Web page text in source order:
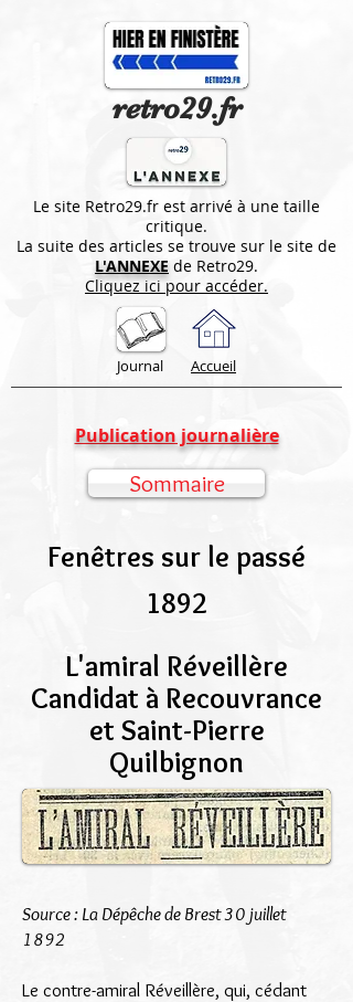
retro29.fr
Le site Retro29.fr est arrivé à une taille
critique.
La suite des articles se trouve sur le site de
L'ANNEXE de Retro29.
Cliquez ici pour accéder.
Journal Accueil
Publication journalière
Fenêtres sur le passé
1892
L'amiral Réveillère
Candidat à Recouvrance
et Saint-Pierre
Quilbignon
Sommaire
Source : La Dépêche de Brest 30 juillet
1892
Le contre-amiral Réveillère, qui, cédant